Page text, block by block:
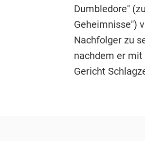
Dumbledore"
Geheimnisse")
Nachfolger zu
nachdem er
Gericht